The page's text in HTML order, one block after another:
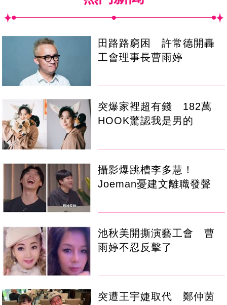
田路路窮困 許常德開轟
工會理事長曹雨婷
突爆家裡超有錢 182萬
HOOK驚認我是男的
攝影爆跳槽李多慧！
Joeman憂建文離職發聲
池秋美開撕演藝工會 曹
雨婷不忍反擊了
突遭王宇婕取代 鄭仲茵